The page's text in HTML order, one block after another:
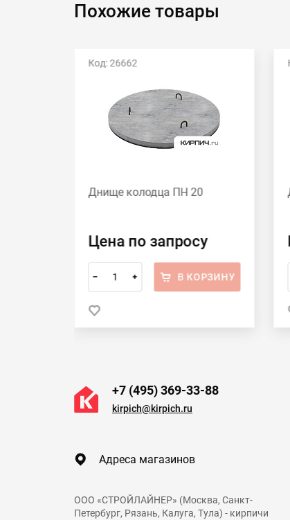
Похожие товары
Код: 26662
Днище колодца ПН 20
Цена по запросу
– + В КОРЗИНУ
+7 (495) 369-33-88
kirpich@kirpich.ru
Адреса магазинов
ООО «СТРОЙЛАЙНЕР» (Москва, Санкт-
Петербург, Рязань, Калуга, Тула) - кирпичи